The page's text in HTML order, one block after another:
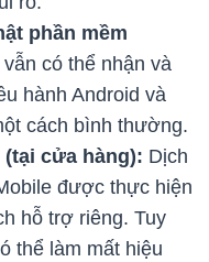
phần mềm
có thể nhận và
hành Android và
cách bình thường.
cửa hàng): Dịch
được thực hiện
hỗ trợ riêng. Tuy
thể làm mất hiệu